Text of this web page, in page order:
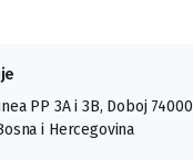
PP 3A i 3B, Doboj 74000
i Hercegovina